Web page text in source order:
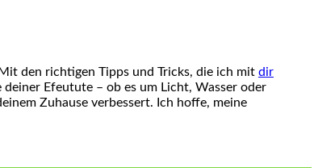
den richtigen Tipps und‌ Tricks, die ich mit dir
Efeutute – ob es um Licht, Wasser oder
Zuhause verbessert. Ich hoffe, meine